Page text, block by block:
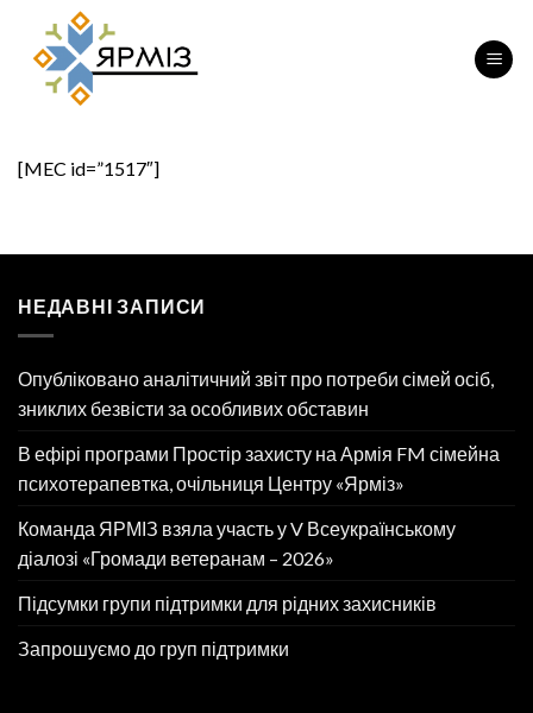
Перейти
вмісту
[MEC id=”1517″]
НЕДАВНІ ЗАПИСИ
Опубліковано аналітичний звіт про потреби сімей осіб,
зниклих безвісти за особливих обставин
В ефірі програми Простір захисту на Армія FM сімейна
психотерапевтка, очільниця Центру «Ярміз»
Команда ЯРМІЗ взяла участь у V Всеукраїнському
діалозі «Громади ветеранам – 2026»
Підсумки групи підтримки для рідних захисників
Запрошуємо до груп підтримки